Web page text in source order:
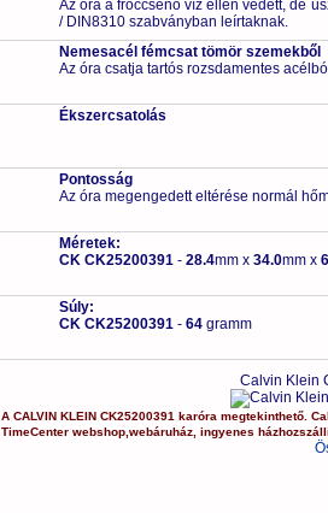
Az óra a fröccsenő víz ellen védett, de
/ DIN8310 szabványban leírtaknak.
Nemesacél fémcsat tömör szemekből
Az óra csatja tartós rozsdamentes
Ékszercsatolás
Pontosság
Az óra megengedett eltérése normál
Méretek:
CK CK25200391 - 28.4mm x 34.0mm x
Súly:
CK CK25200391 - 64 gramm
Calvin Klein
ACALVIN KLEIN CK25200391 karóra megtekinthető.
TimeCenter webshop ,webáruház ,ingyenes